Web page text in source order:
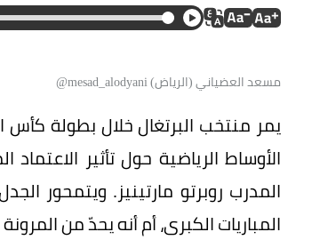
مسعد العضياني (الرياض) mesad_alodyani@
يمر منتخب البرتغال خلال بطولة
المدرب روبرتو مارتينيز. ويتمحور
المباريات الكبرى، أم أنه يحدّ من